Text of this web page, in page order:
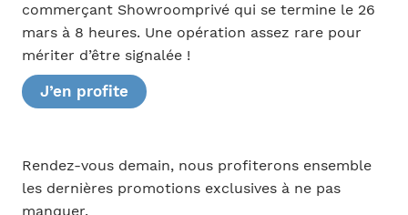
commerçant Showroomprivé qui se termine le 26
mars à 8 heures. Une opération assez rare pour
mériter d’être signalée !
J’en profite
Rendez-vous demain, nous profiterons ensemble
les dernières promotions exclusives à ne pas
manquer.